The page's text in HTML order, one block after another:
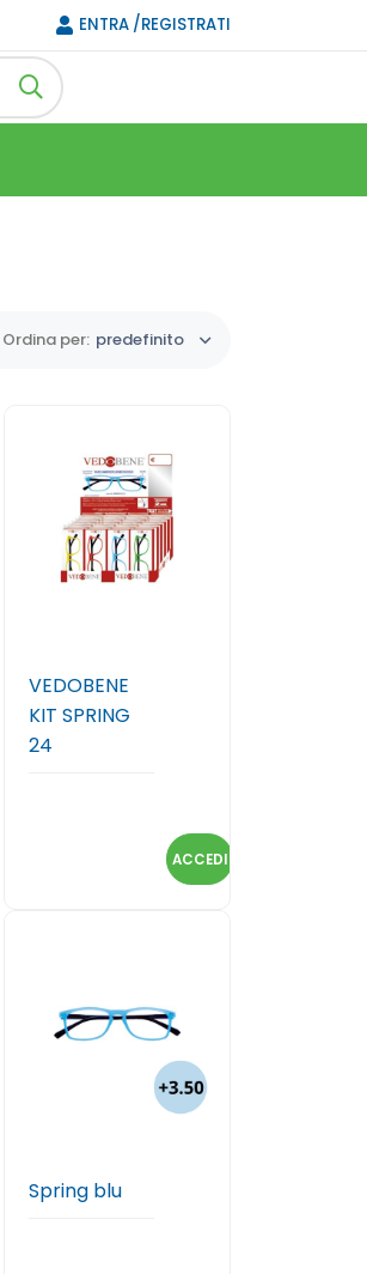
ENTRA /REGISTRATI
Ordina per: predefinito
VEDOBENE
KIT SPRING
24
ACCEDI
Spring blu